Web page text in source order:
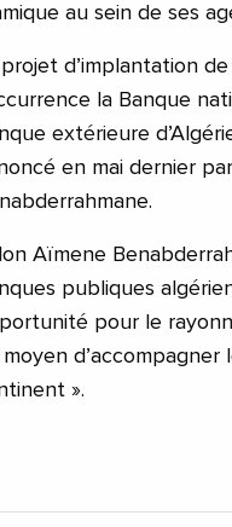
au sein de ses
projet d’implantation
la Banque
extérieure
en mai dernier
Aïmene
publiques
pour le
moyen
».